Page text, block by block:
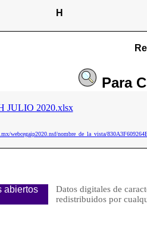
H
Para
JULIO 2020.xlsx
webcegaip2020.nsf/nombre_de_la_vista/
abiertos
Datos digitales de
redistribuidos por